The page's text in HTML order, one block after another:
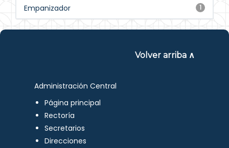
1
Empanizador
Volver arriba ∧
Administración Central
Página principal
Rectoría
Secretarios
Direcciones